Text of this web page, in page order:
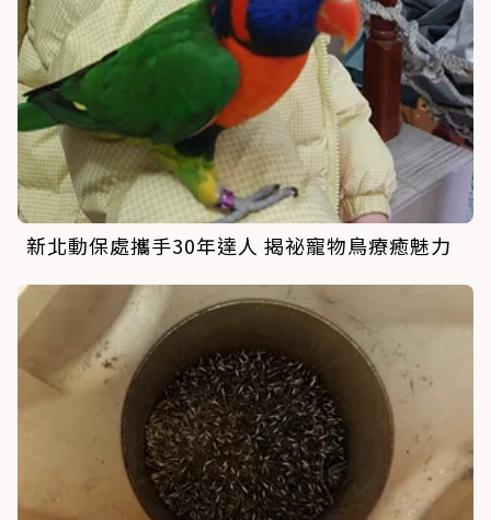
新北動保處攜手30年達人 揭祕寵物鳥療癒魅力